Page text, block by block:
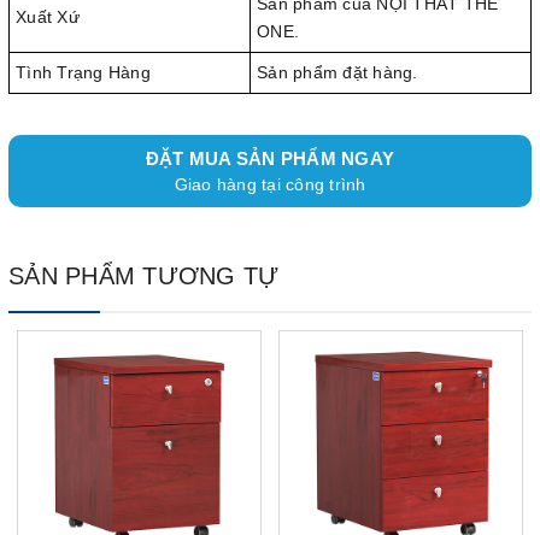
Xuất Xứ
ONE.
Tình Trạng Hàng Sản phẩm đặt hàng.
ĐẶT MUA SẢN PHẨM NGAY
Giao hàng tại công trình
SẢN PHẨM TƯƠNG TỰ